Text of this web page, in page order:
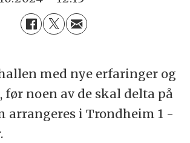
med nye erfaringer og
før noen av de skal delta på
arrangeres i Trondheim 1 -